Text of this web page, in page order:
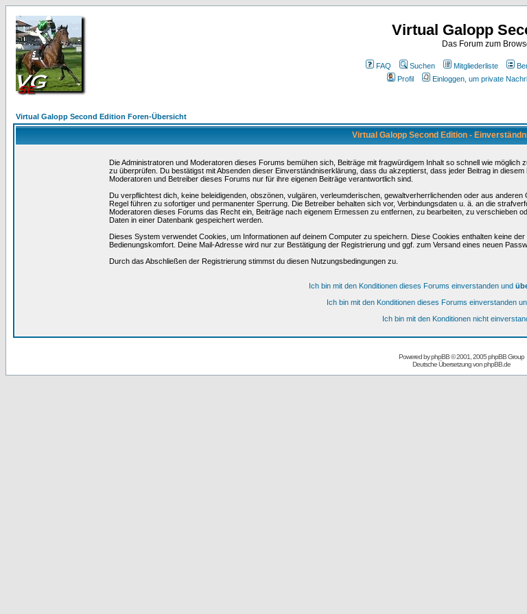
Virtual Galopp
Das Forum zum
FAQ Suchen Mitgliederliste
Profil
Einloggen, um private
Virtual Galopp Second Edition Foren-Übersicht
Virtual Galopp Second Edition -
Die Administratoren und Moderatoren dieses Forums bemühen sich, Beiträge mit fragwürdigem Inhalt so schnell wie
zu überprüfen. Du bestätigst mit Absenden dieser Einverständniserklärung, dass du akzeptierst, dass jeder Beitrag in
Moderatoren und Betreiber dieses Forums nur für ihre eigenen Beiträge verantwortlich sind.
Du verpflichtest dich, keine beleidigenden, obszönen, vulgären, verleumderischen, gewaltverherrlichenden oder aus
Regel führen zu sofortiger und permanenter Sperrung. Die Betreiber behalten sich vor, Verbindungsdaten u. ä. an die
Moderatoren dieses Forums das Recht ein, Beiträge nach eigenem Ermessen zu entfernen, zu bearbeiten, zu verschieben
Daten in einer Datenbank gespeichert werden.
Dieses System verwendet Cookies, um Informationen auf deinem Computer zu speichern. Diese Cookies enthalten keine
Bedienungskomfort. Deine Mail-Adresse wird nur zur Bestätigung der Registrierung und ggf. zum Versand eines neuen
Durch das Abschließen der Registrierung stimmst du diesen Nutzungsbedingungen zu.
Ich bin mit den Konditionen dieses Forums einverstanden und
Ich bin mit den Konditionen dieses Forums einverstanden
Ich bin mit den Konditionen nicht
Powered byphpBB© 2001, 2005 phpBB Group
Deutsche Übersetzung vonphpBB.de